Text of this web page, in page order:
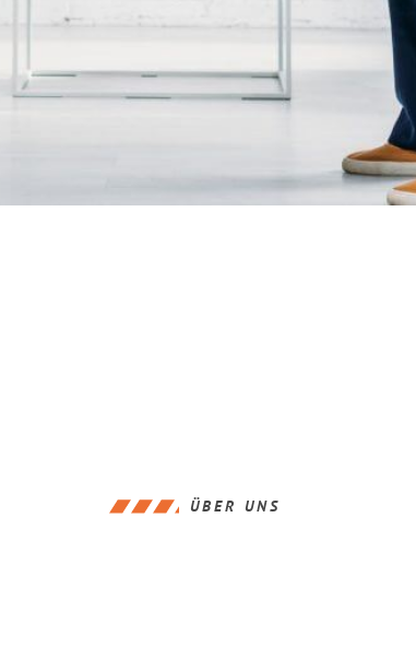
ÜBER UNS